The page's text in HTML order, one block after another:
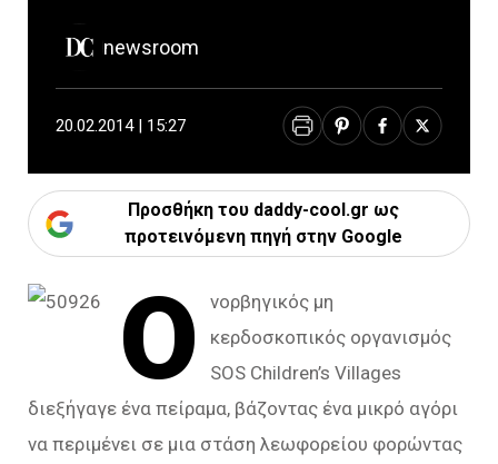
newsroom
20.02.2014 | 15:27
Προσθήκη του daddy-cool.gr ως
προτεινόμενη πηγή στην Google
Ο
νορβηγικός μη
κερδοσκοπικός οργανισμός
SOS Children’s Villages
διεξήγαγε ένα πείραμα, βάζοντας ένα μικρό αγόρι
να περιμένει σε μια στάση λεωφορείου φορώντας